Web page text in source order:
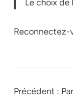
Le choix de
Reconnectez-
Précédent :